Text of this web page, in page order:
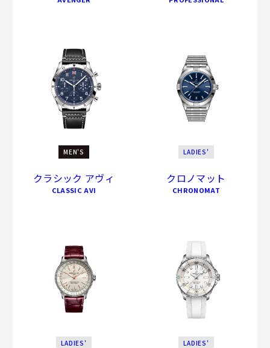
MEN'S
クラシック アヴィ
CLASSIC AVI
LADIES'
クロノマット
CHRONOMAT
LADIES' LADIES'